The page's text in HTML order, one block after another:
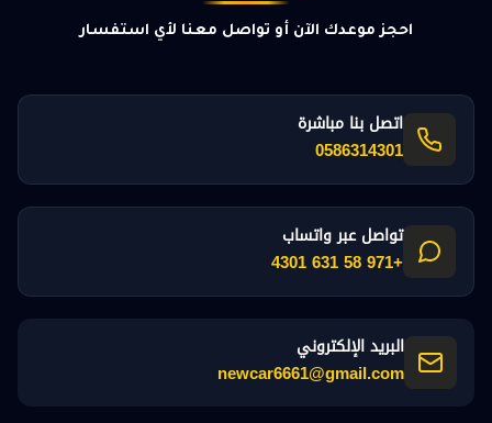
احجز موعدك الآن أو تواصل معنا لأي استفسار
اتصل بنا مباشرة
0586314301
تواصل عبر واتساب
+971 58 631 4301
البريد الإلكتروني
newcar6661@gmail.com